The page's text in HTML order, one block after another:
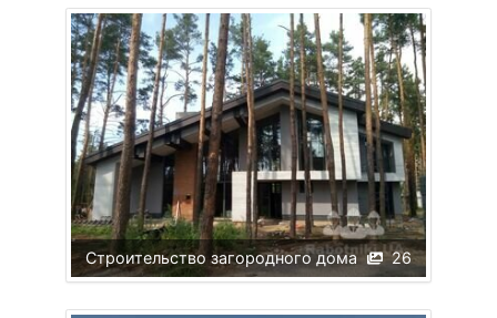
26
Строительство загородного дома